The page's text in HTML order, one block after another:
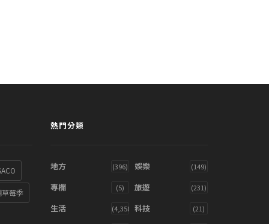
草莓季
熱門分類
地方 (396) 娛樂 (149)
專欄 (5) 旅遊 (231)
生活 (4,358) 科技 (21)